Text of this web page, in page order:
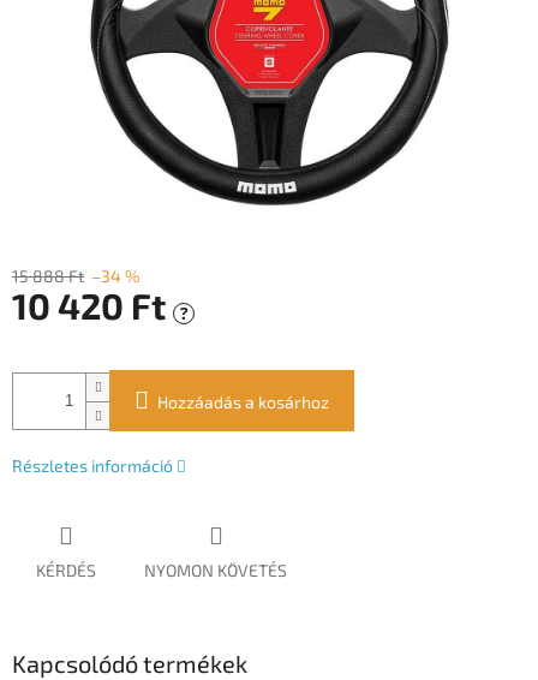
15 888 Ft –34 %
10 420 Ft ?
Hozzáadás a kosárhoz
Részletes információ
KÉRDÉS NYOMON KÖVETÉS
Kapcsolódó termékek